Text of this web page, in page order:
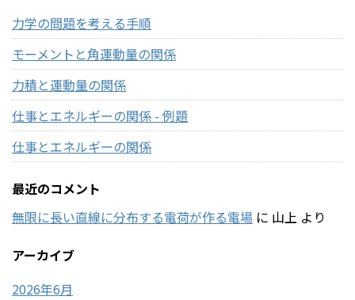
力学の問題を考える手順
モーメントと角運動量の関係
力積と運動量の関係
仕事とエネルギーの関係 - 例題
仕事とエネルギーの関係
最近のコメント
無限に長い直線に分布する電荷が作る電場 に 山上 より
アーカイブ
2026年6月